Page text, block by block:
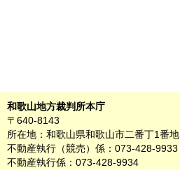
和歌山地方裁判所本庁
〒640-8143
所在地：和歌山県和歌山市二番丁1番地
不動産執行（競売）係：073-428-9933
不動産執行係：073-428-9934